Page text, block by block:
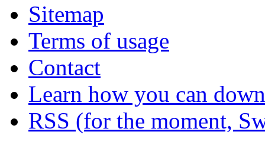
Sitemap
Terms of usage
Contact
Learn how you can
RSS (for the moment,